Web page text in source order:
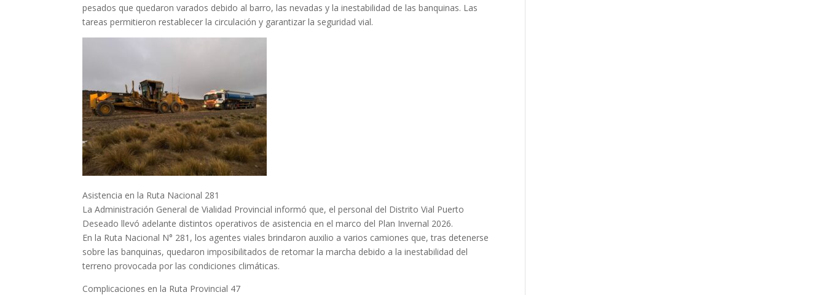
pesados que quedaron varados debido al barro, las nevadas y la inestabilidad de las banquinas. Las
tareas permitieron restablecer la circulación y garantizar la seguridad vial.
Asistencia en la Ruta Nacional 281
La Administración General de Vialidad Provincial informó que, el personal del Distrito Vial Puerto
Deseado llevó adelante distintos operativos de asistencia en el marco del Plan Invernal 2026.
En la Ruta Nacional N° 281, los agentes viales brindaron auxilio a varios camiones que, tras detenerse
sobre las banquinas, quedaron imposibilitados de retomar la marcha debido a la inestabilidad del
terreno provocada por las condiciones climáticas.
Complicaciones en la Ruta Provincial 47